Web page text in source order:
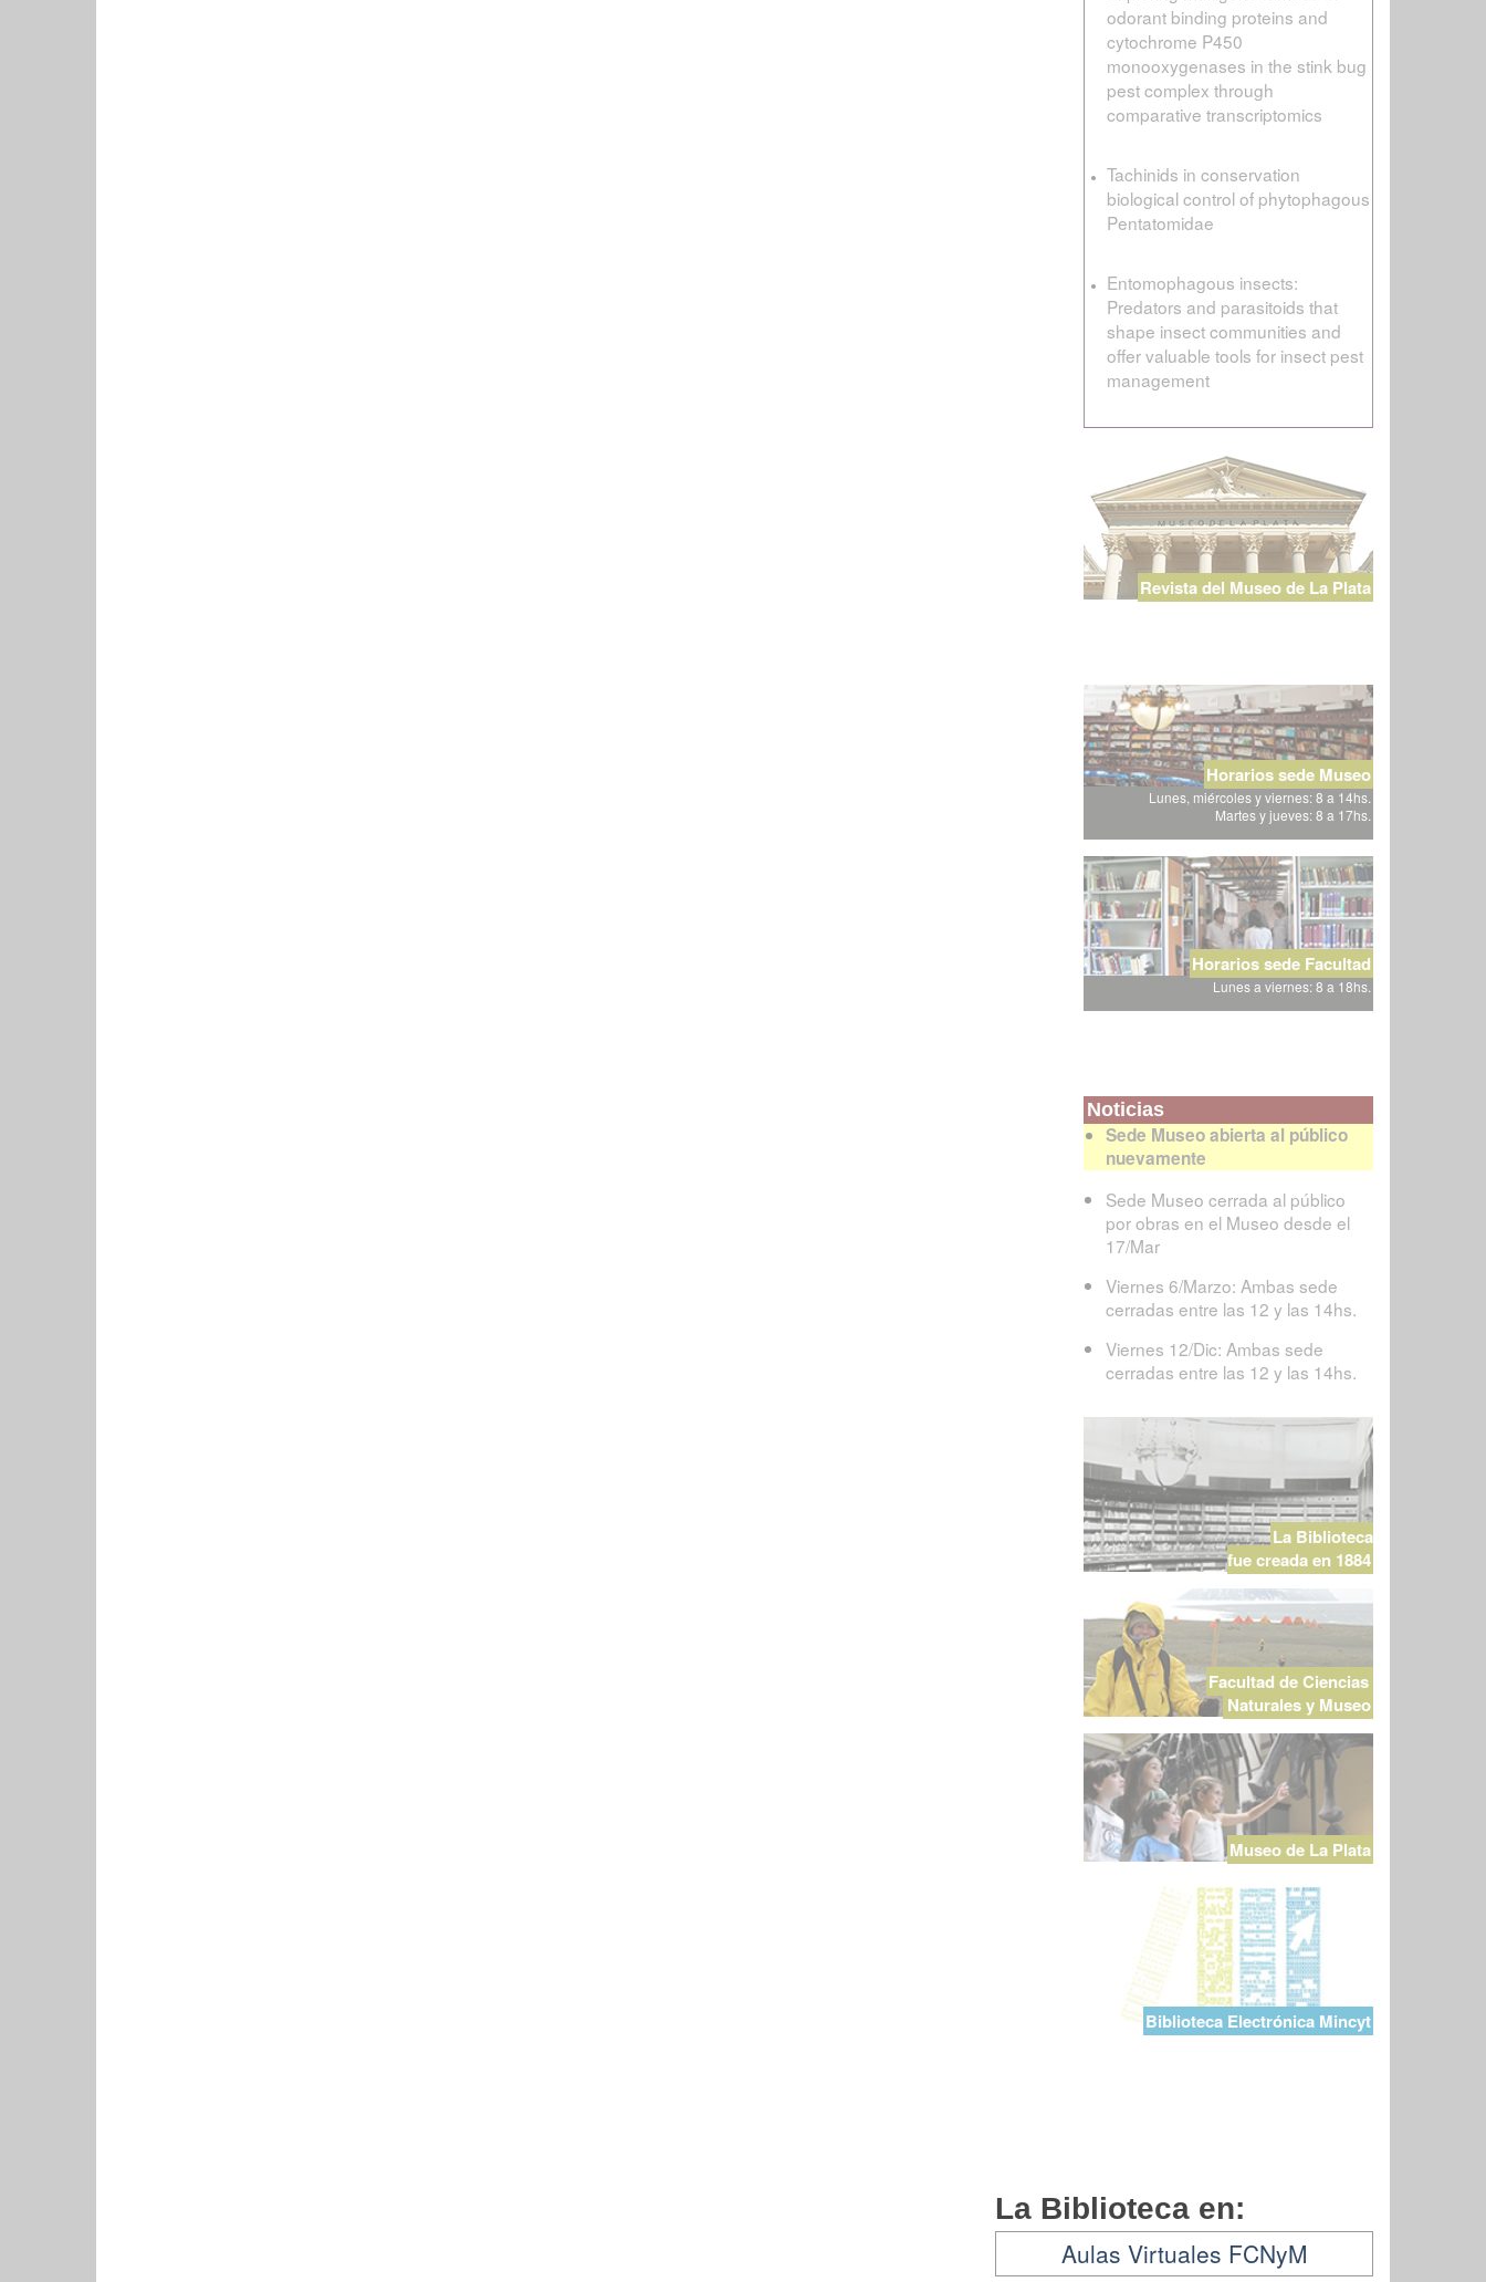
odorant binding proteins and
cytochrome P450
monooxygenases in the stink bug
pest complex through
comparative transcriptomics
Tachinids in conservation
biological control of phytophagous
Pentatomidae
Entomophagous insects:
Predators and parasitoids that
shape insect communities and
offer valuable tools for insect pest
management
Revista del Museo de La Plata
Horarios sede Museo
Lunes, miércoles y viernes: 8 a 14hs.
Martes y jueves: 8 a 17hs.
Horarios sede Facultad
Lunes a viernes: 8 a 18hs.
Noticias
Sede Museo abierta al público
nuevamente
Sede Museo cerrada al público
por obras en el Museo desde el
17/Mar
Viernes 6/Marzo: Ambas sede
cerradas entre las 12 y las 14hs.
Viernes 12/Dic: Ambas sede
cerradas entre las 12 y las 14hs.
La Biblioteca
fue creada en 1884
Facultad de Ciencias
Naturales y Museo
Museo de La Plata
Biblioteca Electrónica Mincyt
La Biblioteca en:
Aulas Virtuales FCNyM